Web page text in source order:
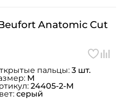
Anatomic Cut
пальцы: 3 шт.
M
24405-2-M
серый